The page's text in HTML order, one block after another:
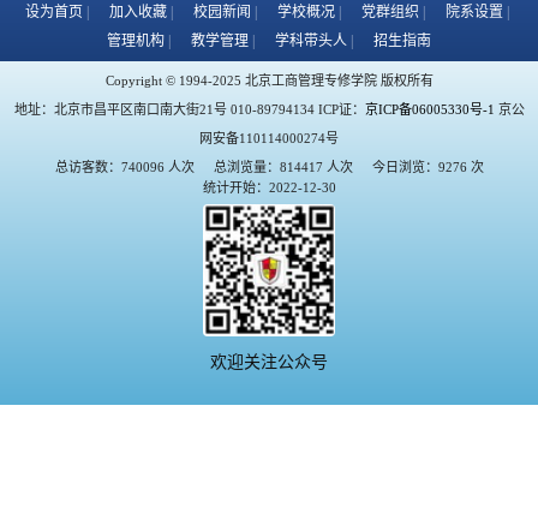
设为首页 加入收藏 校园新闻 学校概况 党群组织
院系设置
管理机构
教学管理 学科带头人 招生指南
Copyright © 1994-2025 北京工商管理专修学院 版权所有
地址：北京市昌平区南口南大街21号 010-89794134 ICP证： 京ICP备06005330号-1 京公
网安备110114000274号
总访客数：740096 人次
总浏览量：814417 人次
今日浏览：9276 次
统计开始：2022-12-30
欢迎关注公众号